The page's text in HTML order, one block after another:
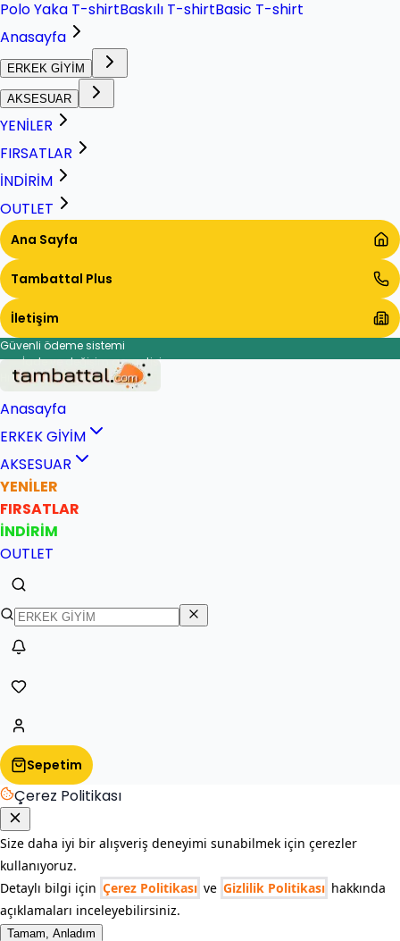
Polo Yaka T-shirtBaskılı T-shirtBasic T-shirt
Anasayfa
ERKEK GİYİM
AKSESUAR
YENİLER
FIRSATLAR
İNDİRİM
OUTLET
Ana Sayfa
Tambattal Plus
İletişim
Güvenli ödeme sistemi
İade ve değişim garantisi
Anasayfa
ERKEK GİYİM
AKSESUAR
YENİLER
FIRSATLAR
İNDİRİM
OUTLET
Sepetim
Çerez Politikası
Size daha iyi bir alışveriş deneyimi sunabilmek için çerezler
kullanıyoruz.
Detaylı bilgi için Çerez Politikası ve Gizlilik Politikası hakkında
açıklamaları inceleyebilirsiniz.
Tamam, Anladım